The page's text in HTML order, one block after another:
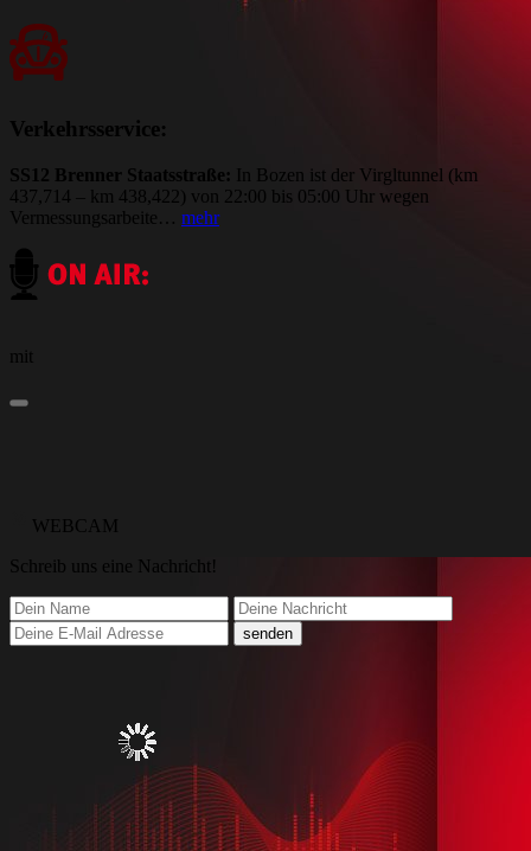
Verkehrsservice:
SS12 Brenner Staatsstraße: In Bozen ist der Virgltunnel (km
437,714 – km 438,422) von 22:00 bis 05:00 Uhr wegen
Vermessungsarbeite… mehr
mit
WEBCAM
Schreib uns eine Nachricht!